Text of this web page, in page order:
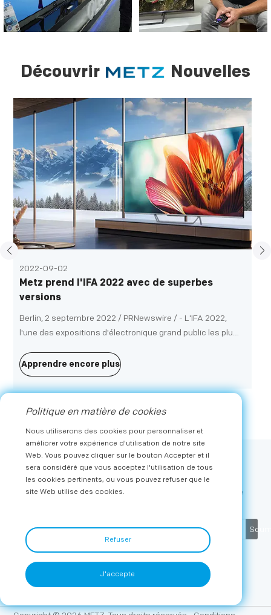
Découvrir Nouvelles
2022-09-02
Metz prend l'IFA 2022 avec de superbes
versions
Berlin, 2 septembre 2022 / PRNewswire / - L'IFA 2022,
l'une des expositions d'électronique grand public les plus
Allemagne, du 2-6 septembre. Avec les membres
prestigieux présents, Metz Consumer Electronics GmbH
était fier de présenter des produits phares Star de deux
de ses principales marques - Metz Classic et Metz Blue.
Apprendre encore plus
Souscrire
Recevez les dernières actualités et offres exclusives de
Politique en matière de cookies
Nous utiliserons des cookies pour personnaliser et
améliorer votre expérience d'utilisation de notre site
Web. Vous pouvez cliquer sur le bouton Accepter et il
sera considéré que vous acceptez l'utilisation de tous
les cookies pertinents, ou vous pouvez refuser que le
site Web utilise des cookies.
Refuser
J'accepte